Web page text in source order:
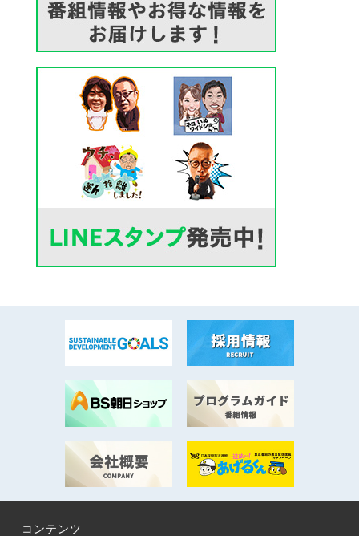
コンテンツ